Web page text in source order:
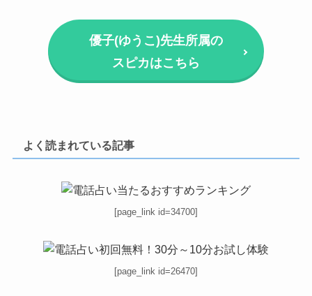
優子(ゆうこ)先生所属の
スピカはこちら
よく読まれている記事
[page_link id=34700]
[page_link id=26470]